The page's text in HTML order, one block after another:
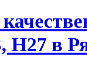
Н27 в